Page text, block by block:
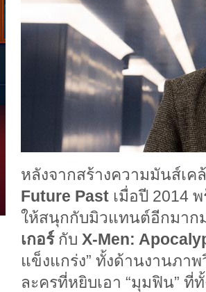
หลังจากสร้างความมันส์เค
Future Past เมื่อปี 2014
ให้สนุกกับมิวแทนต์อีกมาก
เกอร์ กับ X-Men:
แข็งแกร่ง” ทั้งด้านงานภา
ละครที่หยิบเอา “มุมฟิน”